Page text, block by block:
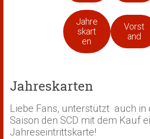
Jahre
skart
en
Vorst
and
Jahreskarten
Liebe Fans, unterstützt auch in
Saison den SCD mit dem Kauf
Jahreseintrittskarte!